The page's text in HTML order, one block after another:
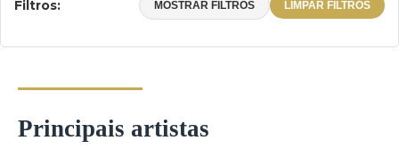
Filtros: MOSTRAR FILTROS LIMPAR FILTROS
Principais artistas